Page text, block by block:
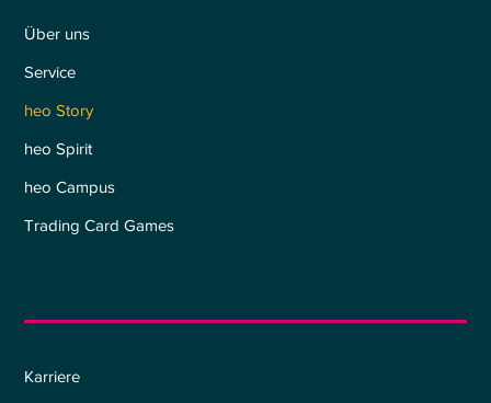
Über uns
Service
heo Story
heo Spirit
heo Campus
Trading Card Games
Karriere